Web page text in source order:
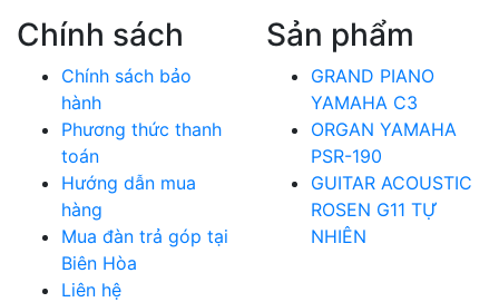
Chính sách
Chính sách bảo
hành
Phương thức thanh
toán
Hướng dẫn mua
hàng
Mua đàn trả góp tại
Biên Hòa
Liên hệ
Sản phẩm
GRAND PIANO
YAMAHA C3
ORGAN YAMAHA
PSR-190
GUITAR ACOUSTIC
ROSEN G11 TỰ
NHIÊN